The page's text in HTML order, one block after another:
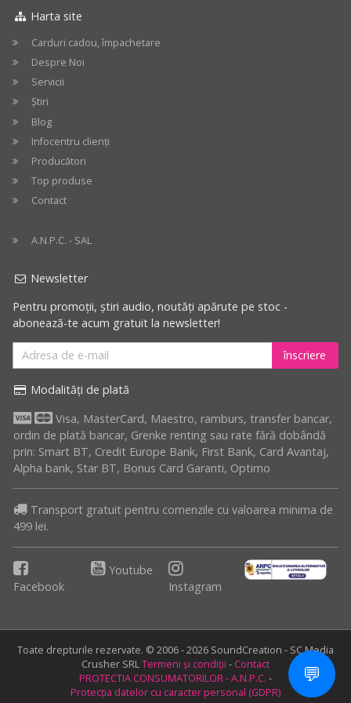
222
222
Harta site
Carduri cadou, împachetare
Despre Noi
Servicii
Știri
Blog
Infocentru clienți
Producători
Top produse
Contact
A.N.P.C. - SAL
Newsletter
Pentru promoții, știri audio, noutăți apărute pe stoc -
abonează-te acum gratuit la newsletter!
înscriere
Modalități de plată
Visa, MasterCard, Maestro, ramburs, transfer bancar,
ordin de plată bancar, Grenke renting sau rate fără dobândă
prin: Smart BT, Credit Europe Bank, First Bank, Card Avantaj,
Alpha bank, Star BT, Bonus Card Garanti, Optimo
Transport gratuit pentru comenzile cu valoarea minima de
499 lei.
Facebook
Youtube
Instagram
Toate drepturile rezervate. © 2006 - 2026 SoundCreation - SC Media
Crusher SRLTermeni și condiții - Contact
PROTECTIA CONSUMATORILOR - A.N.P.C. -
Protecția datelor cu caracter personal (GDPR)
💬